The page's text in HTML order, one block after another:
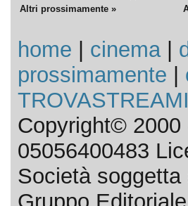
Altri prossimamente »
home cinema|
prossimamente
Copyright©
05056400483
Società